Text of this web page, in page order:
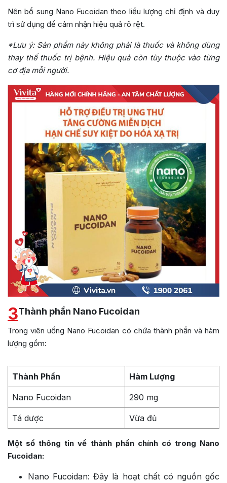
Nên bổ sung Nano Fucoidan theo liều lượng chỉ định và duy
trì sử dụng để cảm nhận hiệu quả rõ rệt.
*Lưu ý: Sản phẩm này không phải là thuốc và không dùng
thay thế thuốc trị bệnh. Hiệu quả còn tùy thuộc vào từng
cơ địa mỗi người.
3Thành phần Nano Fucoidan
Trong viên uống Nano Fucoidan có chứa thành phần và hàm
lượng gồm:
Thành Phần Hàm Lượng
Nano Fucoidan 290 mg
Tá dược Vừa đủ
Một số thông tin về thành phần chính có trong Nano
Fucoidan:
Nano Fucoidan: Đây là hoạt chất có nguồn gốc